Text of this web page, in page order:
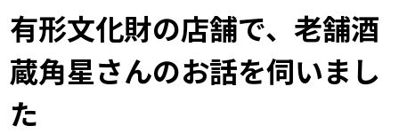
有形文化財の店舗で、老舗酒
蔵角星さんのお話を伺いまし
た